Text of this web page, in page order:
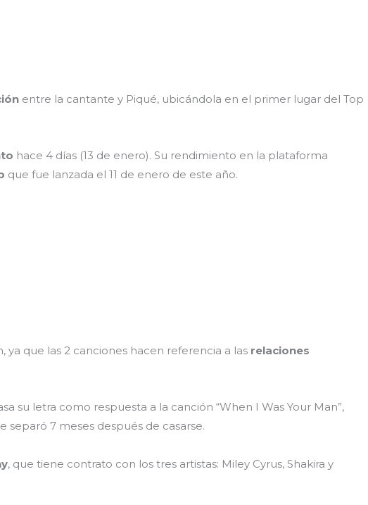
entre la cantante y Piqué, ubicándola en el primer lugar del Top
hace 4 días (13 de enero). Su rendimiento en la plataforma
que fue lanzada el 11 de enero de este año.
que las 2 canciones hacen referencia a las relaciones
su letra como respuesta a la canción “When I Was Your Man”,
7 meses después de casarse.
, que tiene contrato con los tres artistas: Miley Cyrus, Shakira y